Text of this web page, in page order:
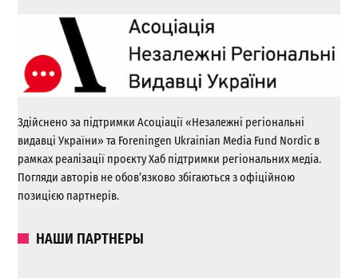
Здійснено за підтримки Асоціації «Незалежні регіональні
видавці України» та Foreningen Ukrainian Media Fund Nordic в
рамках реалізації проєкту Хаб підтримки регіональних медіа.
Погляди авторів не обов’язково збігаються з офіційною
позицією партнерів.
НАШИ ПАРТНЕРЫ